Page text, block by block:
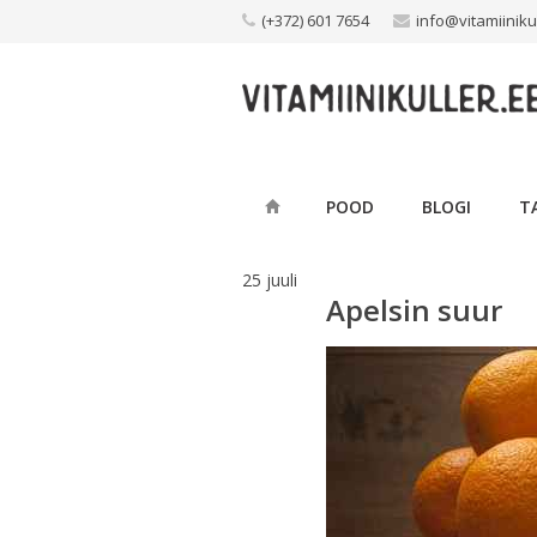
(+372) 601 7654
POOD BLOGI
25 juuli
Apelsin suur